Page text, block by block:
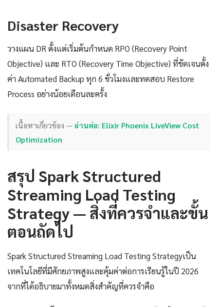
Disaster Recovery
วางแผน DR ตั้งแต่เริ่มต้นกำหนด RPO (Recovery Point
Objective) และ RTO (Recovery Time Objective) ที่ชัดเจนตั้ง
ค่า Automated Backup ทุก 6 ชั่วโมงและทดสอบ Restore
Process อย่างน้อยเดือนละครั้ง
เนื้อหาเกี่ยวข้อง —อ่านต่อ: Elixir Phoenix LiveView Cost
Optimization
สรุป Spark Structured
Streaming Load Testing
Strategy — สิ่งที่ควรจำและขั้น
ตอนถัดไป
Spark Structured Streaming Load Testing Strategyเป็น
เทคโนโลยีที่มีศักยภาพสูงและคุ้มค่าต่อการเรียนรู้ในปี 2026
จากที่ได้อธิบายมาทั้งหมดสิ่งสำคัญที่ควรจำคือ